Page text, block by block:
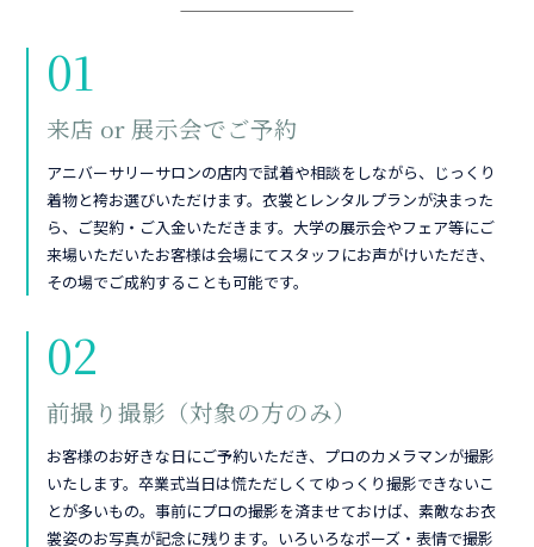
01
来店 or 展示会でご予約
アニバーサリーサロンの店内で試着や相談をしながら、じっくり
着物と袴お選びいただけます。衣裳とレンタルプランが決まった
ら、ご契約・ご入金いただきます。大学の展示会やフェア等にご
来場いただいたお客様は会場にてスタッフにお声がけいただき、
その場でご成約することも可能です。
02
前撮り撮影（対象の方のみ）
お客様のお好きな日にご予約いただき、プロのカメラマンが撮影
いたします。卒業式当日は慌ただしくてゆっくり撮影できないこ
とが多いもの。事前にプロの撮影を済ませておけば、素敵なお衣
裳姿のお写真が記念に残ります。いろいろなポーズ・表情で撮影